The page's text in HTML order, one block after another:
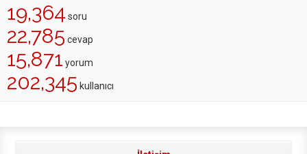
19,364 soru
22,785 cevap
15,871 yorum
202,345 kullanıcı